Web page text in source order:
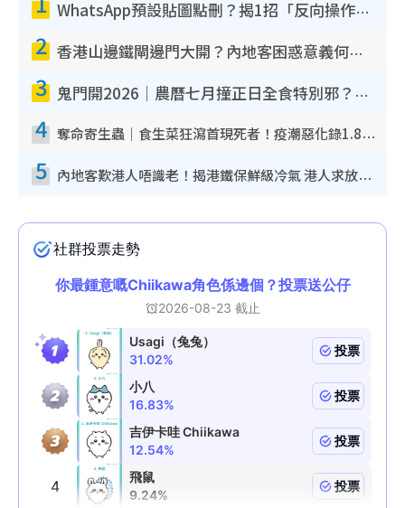
WhatsApp預設貼圖點刪？揭1招「反向操作」還原簡潔介面 附3步實測教學
2 香港山邊鐵閘邊門大開？內地客困惑意義何在！網民神回覆：呢種叫法理性防禦
3 鬼門開2026｜農曆七月撞正日全食特別邪？專家警告切忌做一事！揭4大禁忌+2招保平安
4 奪命寄生蟲｜食生菜狂瀉首現死者！疫潮惡化錄1.8萬宗病例 揭洗菜3大謬誤
5 內地客歎港人唔識老！揭港鐵保鮮級冷氣 港人求放過：咪投訴